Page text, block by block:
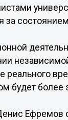
за
будет более
Ефремов